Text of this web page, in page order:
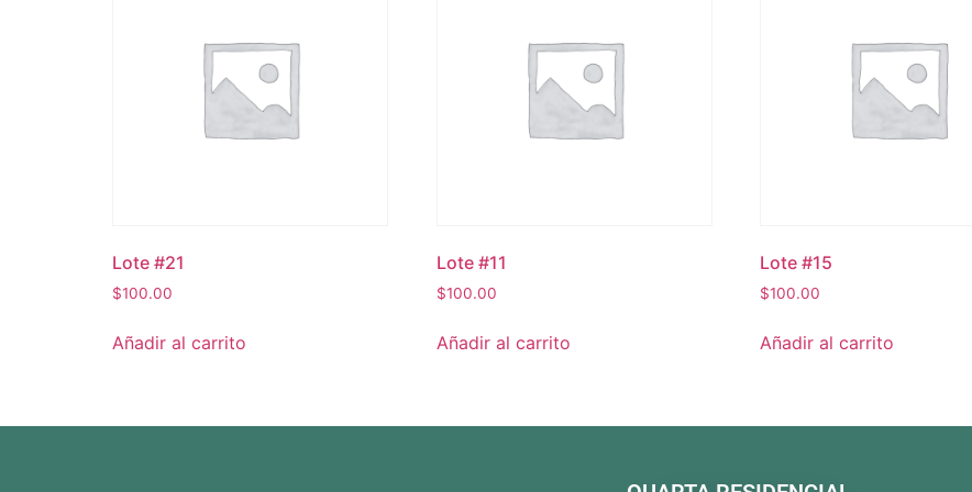
Lote #21
$100.00
Añadir al carrito
Lote #11
$100.00
Añadir al carrito
Lote #15
$100.00
Añadir al carrito